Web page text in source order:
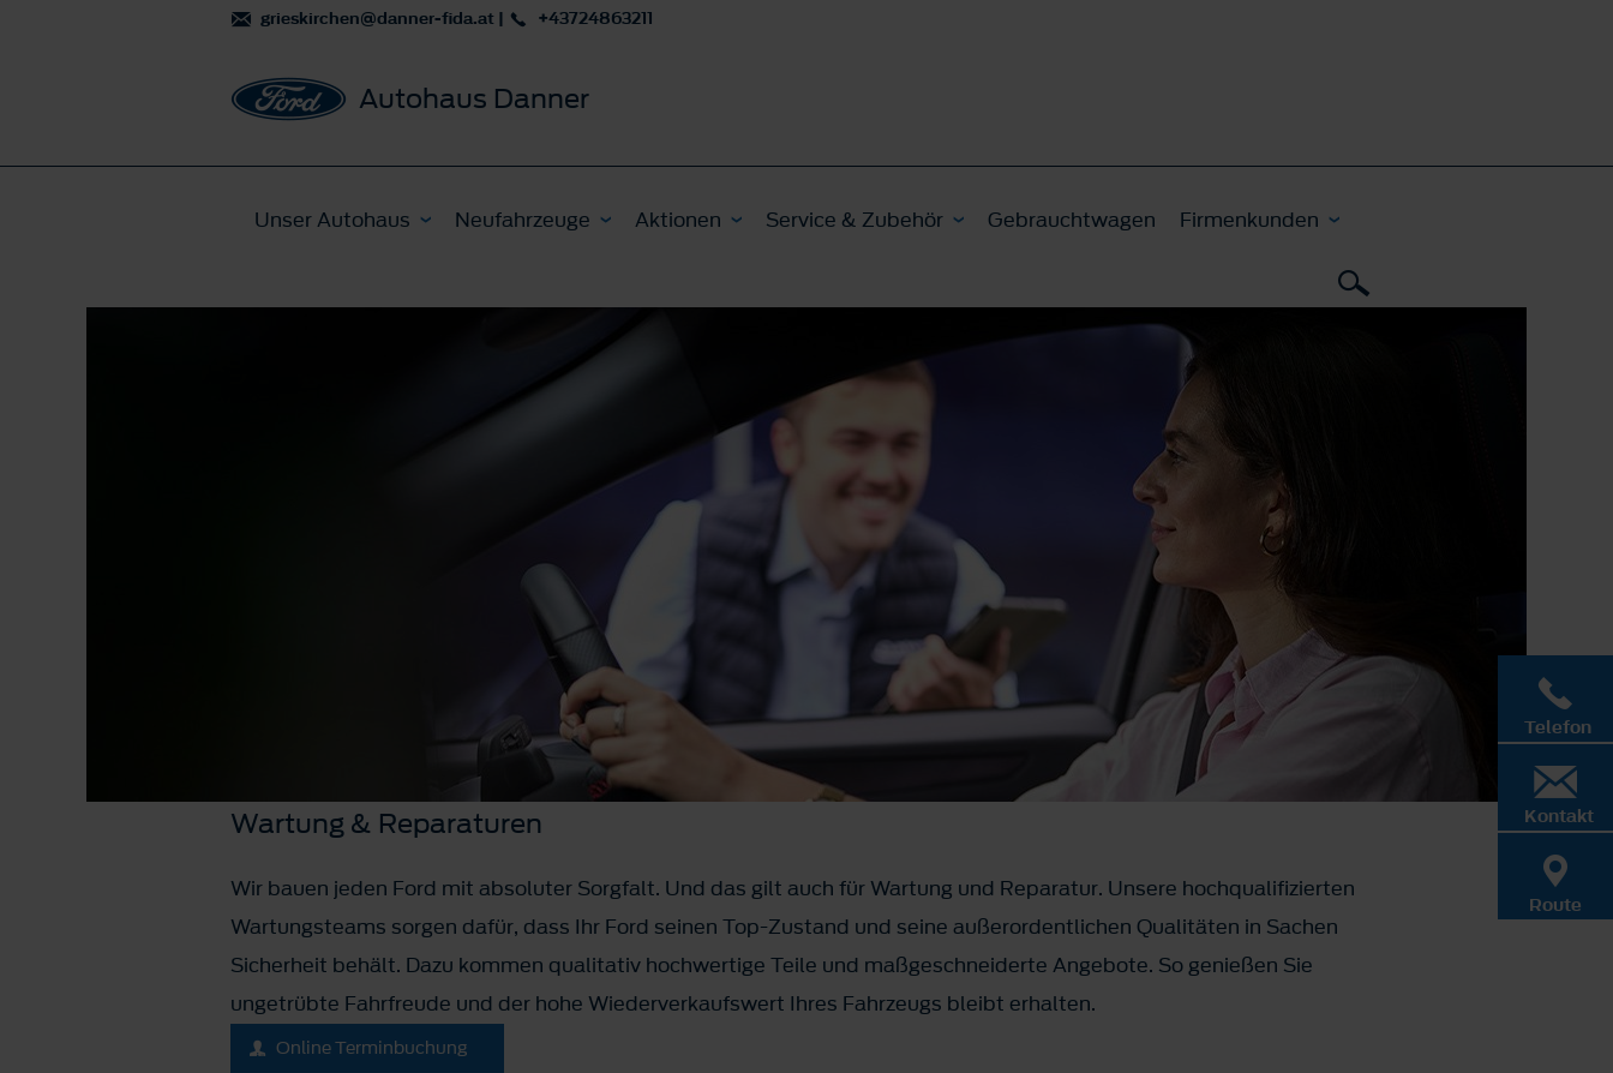
grieskirchen@danner-fida.at | +43724863211
Autohaus Danner
Unser Autohaus Neufahrzeuge Aktionen Service & Zubehör Gebrauchtwagen Firmenkunden
Wartung & Reparaturen
Wir bauen jeden Ford mit absoluter Sorgfalt. Und das gilt auch für Wartung und Reparatur. Unsere hochqualifizierten
Wartungsteams sorgen dafür, dass Ihr Ford seinen Top-Zustand und seine außerordentlichen Qualitäten in Sachen
Sicherheit behält. Dazu kommen qualitativ hochwertige Teile und maßgeschneiderte Angebote. So genießen Sie
ungetrübte Fahrfreude und der hohe Wiederverkaufswert Ihres Fahrzeugs bleibt erhalten.
Online Terminbuchung
Telefon
Kontakt
Route